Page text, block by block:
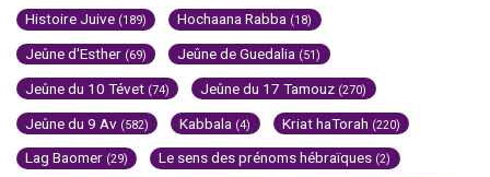
Histoire Juive (189) Hochaana Rabba (18)
Jeûne d'Esther (69) Jeûne de Guedalia (51)
Jeûne du 10 Tévet (74) Jeûne du 17 Tamouz (270)
Jeûne du 9 Av (582) Kabbala (4) Kriat haTorah (220)
Lag Baomer (29) Le sens des prénoms hébraïques (2)